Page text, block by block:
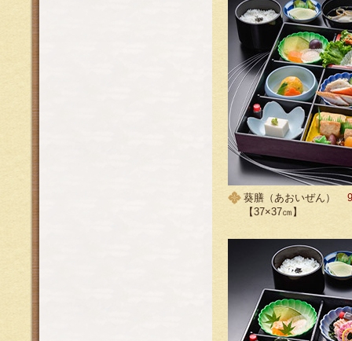
葵膳（あおいぜん）
【37×37㎝】